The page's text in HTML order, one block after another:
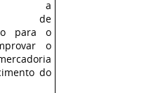
a
de
para o
o
do